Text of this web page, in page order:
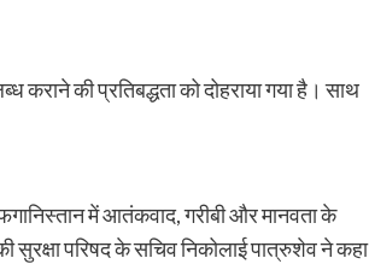
कराने की प्रतिबद्धता को दोहराया गया है। साथ
में आतंकवाद, गरीबी और मानवता के
परिषद के सचिव निकोलाई पात्रुशेव ने कहा